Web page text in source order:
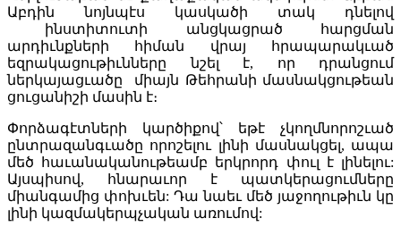
Աբդին նոյնպէս կասկածի տակ դնելով
ինստիտուտի անցկացրած հարցման
արդիւնքների հիման վրայ հրապարակւած
եզրակացութիւնները նշել է, որ դրանցում
ներկայացւածը միայն Թեհրանի մասնակցութեան
ցուցանիշի մասին է։
Փորձագէտների կարծիքով՝ եթէ չկողմնորոշւած
ընտրազանգւածը որոշելու լինի մասնակցել, ապա
մեծ հաւանականութեամբ երկրորդ փուլ է լինելու:
Այսպիսով, հնարաւոր է պատկերացումները
միանգամից փոխւեն: Դա նաեւ մեծ յաջողութիւն կը
լինի կազմակերպչական առումով: